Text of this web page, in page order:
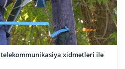
telekommunikasiya xidmətləri ilə